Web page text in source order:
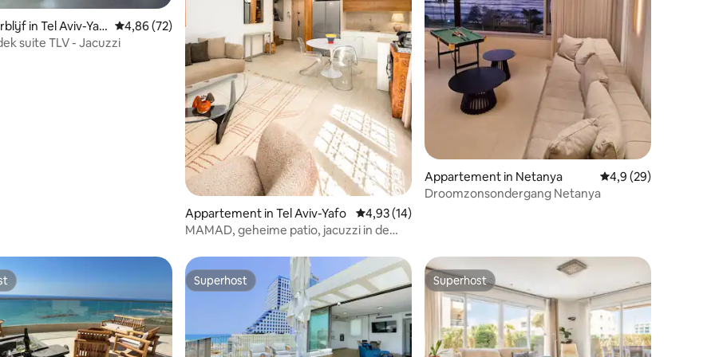
van 4,84 uit 5, 31 recensies
in Tel Aviv-Yaf
Gemiddelde beoordeling van 4,86 uit 5, 72 recensies
4,86 (72)
suite TLV - Jacuzzi
Appartement in Tel Aviv-Yafo Gemiddelde beoordeling van 4,93 uit 5, 14 recensies
4,93 (14)
MAMAD, geheime patio, jacuzzi in de
Appartement in Netanya Gemiddelde
4,9 (29)
Droomzonsondergang Netanya
Superhost
Superhost Superhost
Superhost